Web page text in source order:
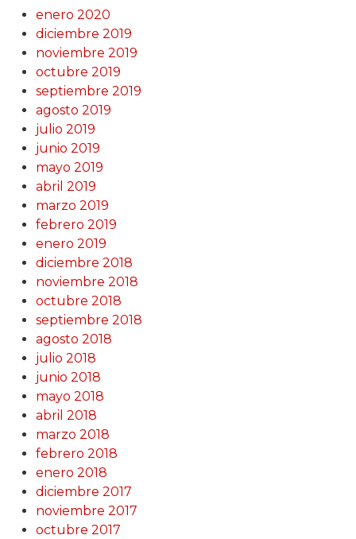
enero 2020
diciembre 2019
noviembre 2019
octubre 2019
septiembre 2019
agosto 2019
julio 2019
junio 2019
mayo 2019
abril 2019
marzo 2019
febrero 2019
enero 2019
diciembre 2018
noviembre 2018
octubre 2018
septiembre 2018
agosto 2018
julio 2018
junio 2018
mayo 2018
abril 2018
marzo 2018
febrero 2018
enero 2018
diciembre 2017
noviembre 2017
octubre 2017